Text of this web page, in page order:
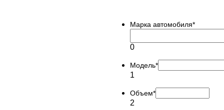
Марка автомобиля*
0
Модель*
1
Объем*
2